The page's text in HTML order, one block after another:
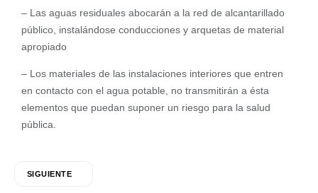
– Las aguas residuales abocarán a la red de alcantarillado
público, instalándose conducciones y arquetas de material
apropiado
– Los materiales de las instalaciones interiores que entren
en contacto con el agua potable, no transmitirán a ésta
elementos que puedan suponer un riesgo para la salud
pública.
SIGUIENTE